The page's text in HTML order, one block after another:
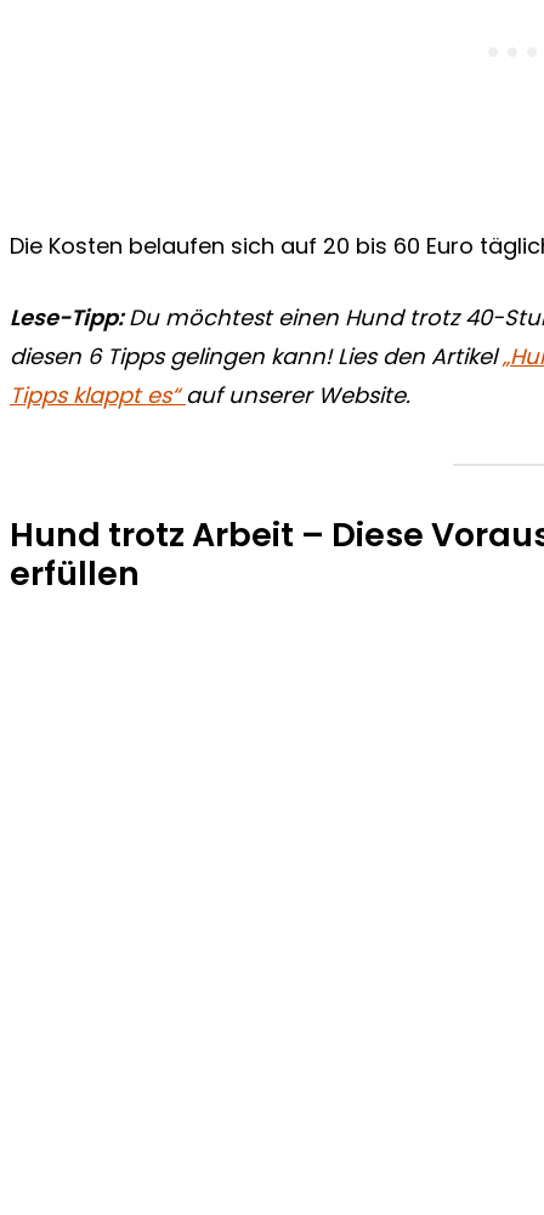
Die Kosten belaufen sich auf 20 bis 60 Euro
Lese-Tipp:Du möchtest einen Hund trotz 40-
diesen 6 Tipps gelingen kann! Lies den Artikel
Tipps klappt es“auf unserer Website.
Hund trotz Arbeit – Diese
erfüllen